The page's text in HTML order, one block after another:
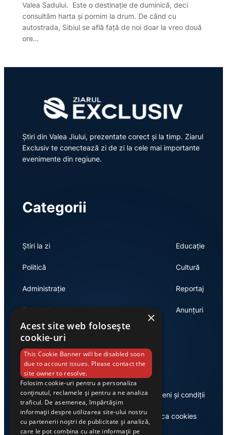
Valea Sadului. Este o destinaţie de duminică, deci
consultăm harta şi pornim la drum. De când cu
autostrada, Sibiul se află faţă de noi doar la vreo două
ore…
Știri din Valea Jiului, prezentate corect și la timp. Ziarul
Exclusiv te conectează zi de zi la cele mai importante
evenimente din regiune.
Categorii
Știri la zi
Politică
Administrație
Economie
Educație
Cultură
Reportaj
Anunțuri
Link-uri utile
Despre noi
Casa de editură Exclusiv
Termeni și condiții
Politica cookies
×
Acest site web folosește
cookie-uri
This Cookie Banner will be disabled soon
due to account issues. Please contact the
site owner to resolve.
Folosim cookie-uri pentru a personaliza
conținutul, reclamele și pentru a ne analiza
traficul. De asemenea, împărtășim
informații despre utilizarea site-ului nostru
cu partenerii noștri de publicitate și analiză,
care le pot combina cu alte informații pe